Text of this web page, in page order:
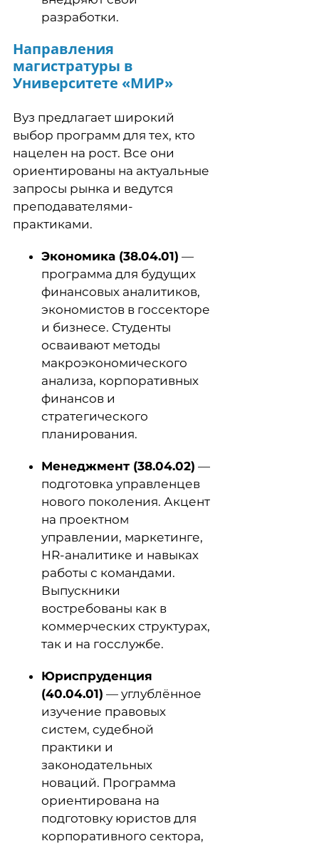
разработки.
Направления
магистратуры в
Университете «МИР»
Вуз предлагает широкий
выбор программ для тех, кто
нацелен на рост. Все они
ориентированы на актуальные
запросы рынка и ведутся
преподавателями-
практиками.
Экономика (38.04.01) —
программа для будущих
финансовых аналитиков,
экономистов в госсекторе
и бизнесе. Студенты
осваивают методы
макроэкономического
анализа, корпоративных
финансов и
стратегического
планирования.
Менеджмент (38.04.02) —
подготовка управленцев
нового поколения. Акцент
на проектном
управлении, маркетинге,
HR-аналитике и навыках
работы с командами.
Выпускники
востребованы как в
коммерческих структурах,
так и на госслужбе.
Юриспруденция
(40.04.01) — углублённое
изучение правовых
систем, судебной
практики и
законодательных
новаций. Программа
ориентирована на
подготовку юристов для
корпоративного сектора,